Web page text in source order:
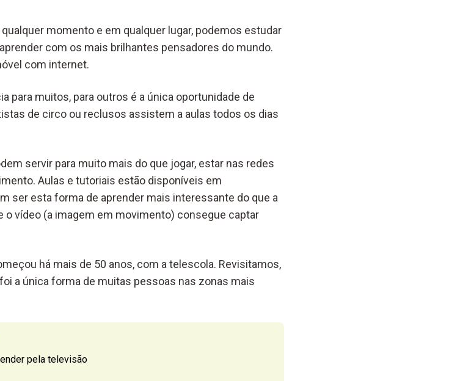
momento e em qualquer lugar, podemos estudar
com os mais brilhantes pensadores do mundo.
com internet.
para muitos, para outros é a única oportunidade de
de circo ou reclusos assistem a aulas todos os dias
servir para muito mais do que jogar, estar nas redes
Aulas e tutoriais estão disponíveis em
ser esta forma de aprender mais interessante do que a
o vídeo (a imagem em movimento) consegue captar
há mais de 50 anos, com a telescola. Revisitamos,
a única forma de muitas pessoas nas zonas mais
pela televisão